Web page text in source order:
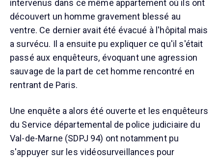
intervenus dans ce même appartement où ils ont
découvert un homme gravement blessé au
ventre. Ce dernier avait été évacué à l'hôpital mais
a survécu. Il a ensuite pu expliquer ce qu'il s'était
passé aux enquêteurs, évoquant une agression
sauvage de la part de cet homme rencontré en
rentrant de Paris.
Une enquête a alors été ouverte et les enquêteurs
du Service départemental de police judiciaire du
Val-de-Marne (SDPJ 94) ont notamment pu
s'appuyer sur les vidéosurveillances pour